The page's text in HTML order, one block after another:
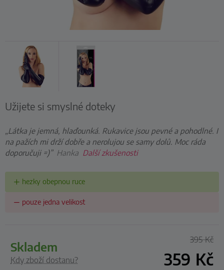
Užijete si smyslné doteky
„Látka je jemná, hlaďounká. Rukavice jsou pevné a pohodlné. I
na pažích mi drží dobře a nerolujou se samy dolů. Moc ráda
doporučuji =)” Hanka Další zkušenosti
hezky obepnou ruce
pouze jedna velikost
skladem
Kdy zboží dostanu?
395Kč
359 Kč